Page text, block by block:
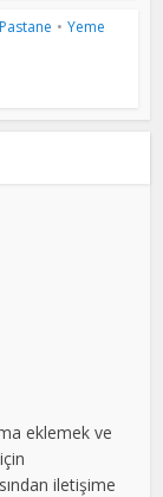
Pastane • Yeme
eklemek ve
iletişime